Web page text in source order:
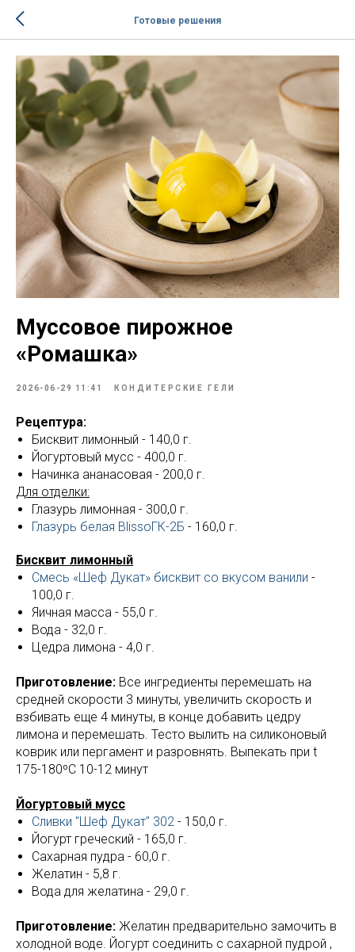
Готовые решения
Муссовое пирожное
«Ромашка»
2026-06-29 11:41 КОНДИТЕРСКИЕ ГЕЛИ
Рецептура:
Бисквит лимонный - 140,0 г.
Йогуртовый мусс - 400,0 г.
Начинка ананасовая - 200,0 г.
Для отделки:
Глазурь лимонная - 300,0 г.
Глазурь белая BlissoГК-2Б - 160,0 г.
Бисквит лимонный
Смесь «Шеф Дукат» бисквит со вкусом ванили -
100,0 г.
Яичная масса - 55,0 г.
Вода - 32,0 г.
Цедра лимона - 4,0 г.
Приготовление: Все ингредиенты перемешать на
средней скорости 3 минуты, увеличить скорость и
взбивать еще 4 минуты, в конце добавить цедру
лимона и перемешать. Тесто вылить на силиконовый
коврик или пергамент и разровнять. Выпекать при t
175-180ºС 10-12 минут
Йогуртовый мусс
Сливки "Шеф Дукат" 302 - 150,0 г.
Йогурт греческий - 165,0 г.
Сахарная пудра - 60,0 г.
Желатин - 5,8 г.
Вода для желатина - 29,0 г.
Приготовление: Желатин предварительно замочить в
холодной воде. Йогурт соединить с сахарной пудрой ,